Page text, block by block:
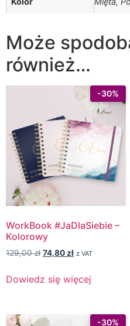
Może
również…
WorkBook #JaDlaSiebie –
Kolorowy
129,00zł 74,80 zł z VAT
Dowiedz się więcej